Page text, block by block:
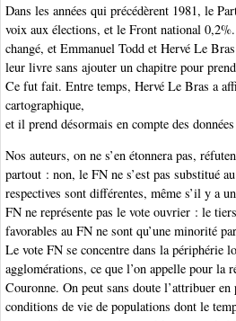
Dans les années qui précédèrent 1981, le
voix aux élections, et le Front national
changé, et Emmanuel Todd et Hervé Le
leur livre sans ajouter un chapitre pour
Ce fut fait. Entre temps, Hervé Le Bras a
cartographique,
et il prend désormais en compte des
Nos auteurs, on ne s’en étonnera pas,
partout : non, le FN ne s’est pas substitué
respectives sont différentes, même s’il y a
FN ne représente pas le vote ouvrier : le
favorables au FN ne sont qu’une minorité
Le vote FN se concentre dans la périphérie
agglomérations, ce que l’on appelle pour la
Couronne. On peut sans doute l’attribuer
conditions de vie de populations dont le